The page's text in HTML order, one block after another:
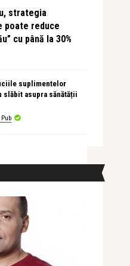
strategia
poate reduce
cu până la 30%
suplimentelor
slăbit asupra sănătății